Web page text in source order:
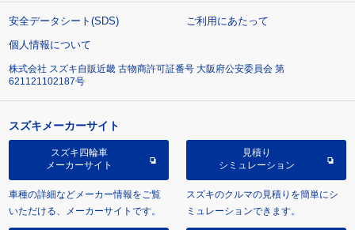
安全データシート(SDS)
ご利用にあたって
個人情報について
株式会社 スズキ自販近畿 古物商許可証番号 大阪府公安委員会 第
621121102187号
スズキメーカーサイト
スズキ四輪車
メーカーサイト
車種の詳細などメーカー情報をご覧
いただける、メーカーサイトです。
見積り
シミュレーション
スズキのクルマの見積りを簡単にシ
ミュレーションできます。